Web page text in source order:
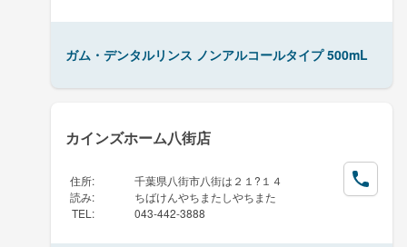
ガム・デンタルリンス ノンアルコールタイプ 500mL
カインズホーム八街店
住所:
千葉県八街市八街は２１?１４
読み:
ちばけんやちまたしやちまた
TEL : 043-442-3888